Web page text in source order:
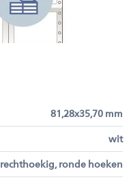
81,28x35,70 mm
wit
rechthoekig, ronde hoeken